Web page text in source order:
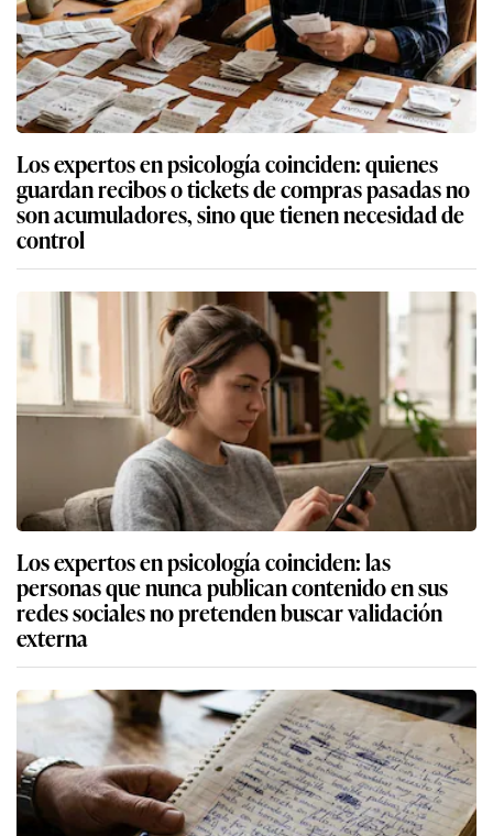
Los expertos en psicología coinciden: quienes
guardan recibos o tickets de compras pasadas no
son acumuladores, sino que tienen necesidad de
control
Los expertos en psicología coinciden: las
personas que nunca publican contenido en sus
redes sociales no pretenden buscar validación
externa